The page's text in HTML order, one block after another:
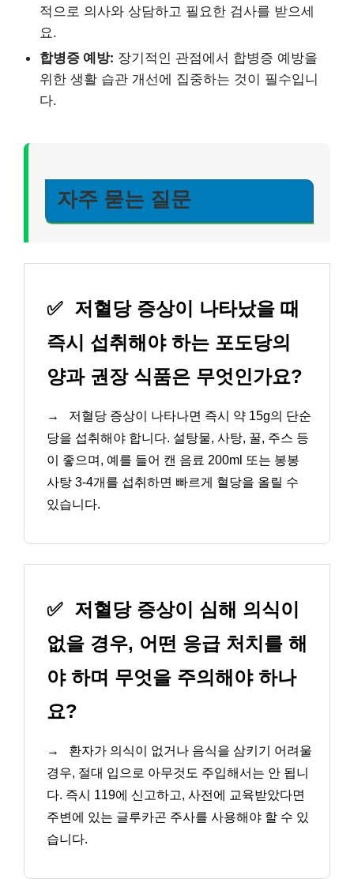
적으로 의사와 상담하고 필요한 검사를 받으세
요.
합병증 예방: 장기적인 관점에서 합병증 예방을
위한 생활 습관 개선에 집중하는 것이 필수입니
다.
자주 묻는 질문
✅ 저혈당 증상이 나타났을 때
즉시 섭취해야 하는 포도당의
양과 권장 식품은 무엇인가요?
→
저혈당 증상이 나타나면 즉시 약 15g의 단순
당을 섭취해야 합니다. 설탕물, 사탕, 꿀, 주스 등
이 좋으며, 예를 들어 캔 음료 200ml 또는 봉봉
사탕 3-4개를 섭취하면 빠르게 혈당을 올릴 수
있습니다.
✅ 저혈당 증상이 심해 의식이
없을 경우, 어떤 응급 처치를 해
야 하며 무엇을 주의해야 하나
요?
→
환자가 의식이 없거나 음식을 삼키기 어려울
경우, 절대 입으로 아무것도 주입해서는 안 됩니
다. 즉시 119에 신고하고, 사전에 교육받았다면
주변에 있는 글루카곤 주사를 사용해야 할 수 있
습니다.